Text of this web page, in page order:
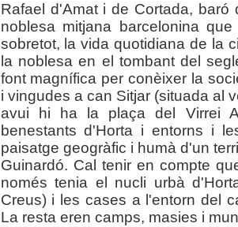
Rafael d'Amat i de Cortada,
noblesa mitjana barcelonina
sobretot, la vida quotidiana de la
la noblesa en el tombant del
font magnífica per conèixer la
i vingudes a can Sitjar (situada al
avui hi ha la plaça del Virrei
benestants d'Horta i entorns i
paisatge geogràfic i humà d'un
Guinardó. Cal tenir en compte
només tenia el nucli urbà
Creus) i les cases a l'entorn del
La resta eren camps, masies i